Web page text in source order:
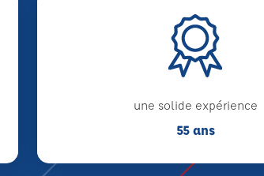
une solide expérience
55 ans